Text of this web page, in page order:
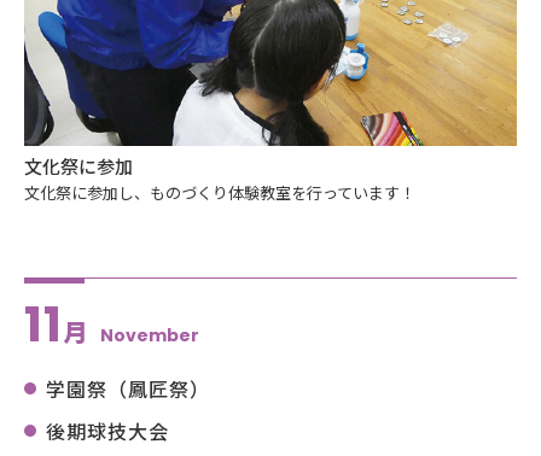
文化祭に参加
文化祭に参加し、ものづくり体験教室を行っています！
11月 November
学園祭（鳳匠祭）
後期球技大会